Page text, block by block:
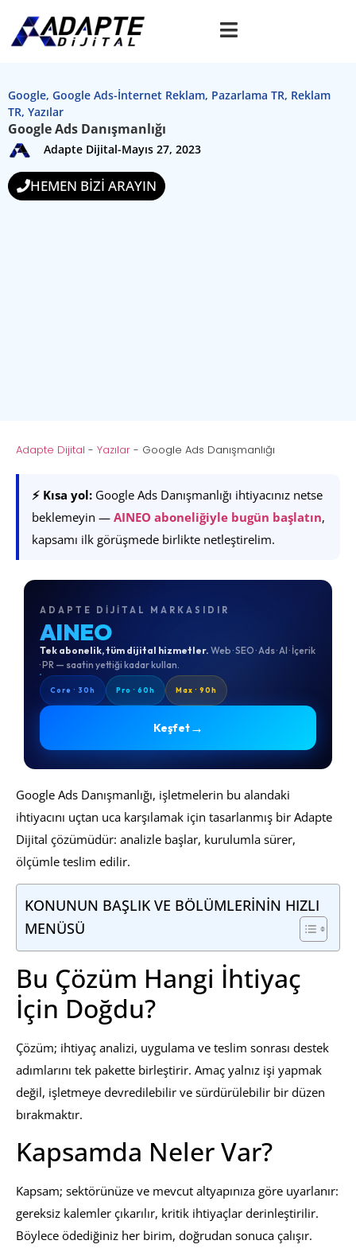
Google, Google Ads-İnternet Reklam, Pazarlama TR, Reklam
TR, Yazılar
Google Ads Danışmanlığı
Adapte Dijital-Mayıs 27, 2023
HEMEN BİZİ ARAYIN
Adapte Dijital - Yazılar - Google Ads Danışmanlığı
⚡ Kısa yol: Google Ads Danışmanlığı ihtiyacınız netse
beklemeyin — AINEO aboneliğiyle bugün başlatın,
kapsamı ilk görüşmede birlikte netleştirelim.
ADAPTE DIJITAL MARKASIDIR
AINEO
Tek abonelik, tüm dijital hizmetler. Web · SEO · Ads · AI · İçerik
· PR — saatin yettiği kadar kullan.
Core · 30h Pro · 60h Max · 90h
Keşfet→
Google Ads Danışmanlığı, işletmelerin bu alandaki
ihtiyacını uçtan uca karşılamak için tasarlanmış bir Adapte
Dijital çözümüdür: analizle başlar, kurulumla sürer,
ölçümle teslim edilir.
KONUNUN BAŞLIK VE BÖLÜMLERİNİN HIZLI
MENÜSÜ
Bu Çözüm Hangi İhtiyaç
İçin Doğdu?
Çözüm; ihtiyaç analizi, uygulama ve teslim sonrası destek
adımlarını tek pakette birleştirir. Amaç yalnız işi yapmak
değil, işletmeye devredilebilir ve sürdürülebilir bir düzen
bırakmaktır.
Kapsamda Neler Var?
Kapsam; sektörünüze ve mevcut altyapınıza göre uyarlanır:
gereksiz kalemler çıkarılır, kritik ihtiyaçlar derinleştirilir.
Böylece ödediğiniz her birim, doğrudan sonuca çalışır.